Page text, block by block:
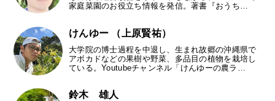
家庭菜園のお役立ち情報を発信。著書『おうち…
けんゆー （上原賢祐）
大学院の博士過程を中退し、生まれ故郷の沖縄県で
アボカドなどの果樹や野菜、多品目の植物を栽培し
ている。Youtubeチャンネル「けんゆーの農ラ…
鈴木 雄人